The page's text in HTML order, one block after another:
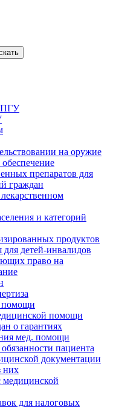
на оружие
препаратов для
граждан
и категорий
продуктов
для детей-инвалидов
право на
помощи
помощи
о гарантиях
мед. помощи
пациента
документации
них
медицинской
для налоговых